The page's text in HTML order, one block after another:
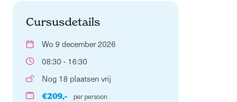
Cursusdetails
Wo 9 december 2026
08:30 - 16:30
Nog 18 plaatsen vrij
€209,-
per persoon